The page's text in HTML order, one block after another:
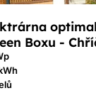
Boxu -